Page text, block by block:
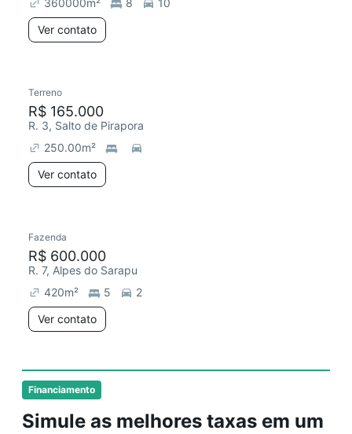
Financiamento
Simule as melhores taxas em um
360000m² 8
10
Ver contato
Terreno
R$ 165.000
R. 3, Salto de Pirapora
250.00m²
Ver contato
Fazenda
R$ 600.000
R. 7, Alpes do Sarapu
420m² 5
2
Ver contato